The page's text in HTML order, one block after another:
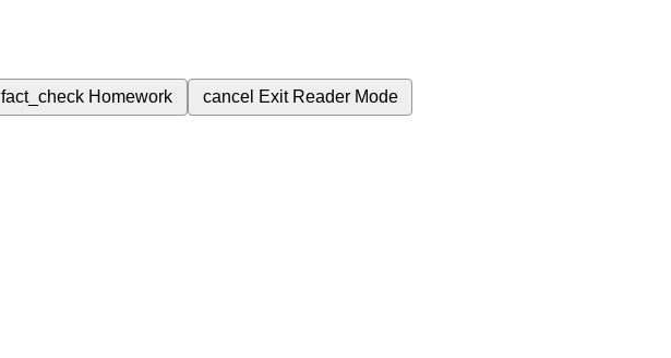
fact_check Homework cancel Exit Reader Mode